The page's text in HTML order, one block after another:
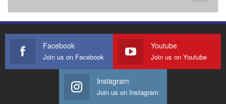
Facebook
Join us on Facebook
Youtube
Join us on Youtube
Instagram
Join us on Instagram